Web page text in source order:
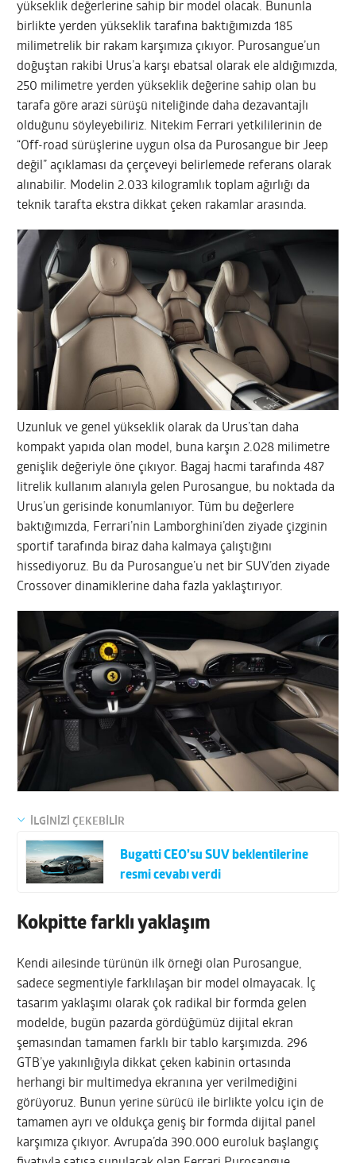
yükseklik değerlerine sahip bir model olacak. Bununla
birlikte yerden yükseklik tarafına baktığımızda 185
milimetrelik bir rakam karşımıza çıkıyor. Purosangue’un
doğuştan rakibi Urus’a karşı ebatsal olarak ele aldığımızda,
250 milimetre yerden yükseklik değerine sahip olan bu
tarafa göre arazi sürüşü niteliğinde daha dezavantajlı
olduğunu söyleyebiliriz. Nitekim Ferrari yetkililerinin de
“Off-road sürüşlerine uygun olsa da Purosangue bir Jeep
değil” açıklaması da çerçeveyi belirlemede referans olarak
alınabilir. Modelin 2.033 kilogramlık toplam ağırlığı da
teknik tarafta ekstra dikkat çeken rakamlar arasında.
Uzunluk ve genel yükseklik olarak da Urus’tan daha
kompakt yapıda olan model, buna karşın 2.028 milimetre
genişlik değeriyle öne çıkıyor. Bagaj hacmi tarafında 487
litrelik kullanım alanıyla gelen Purosangue, bu noktada da
Urus’un gerisinde konumlanıyor. Tüm bu değerlere
baktığımızda, Ferrari’nin Lamborghini’den ziyade çizginin
sportif tarafında biraz daha kalmaya çalıştığını
hissediyoruz. Bu da Purosangue’u net bir SUV’den ziyade
Crossover dinamiklerine daha fazla yaklaştırıyor.
İLGİNİZİ ÇEKEBİLİR
Bugatti CEO’su SUV beklentilerine
resmi cevabı verdi
Kokpitte farklı yaklaşım
Kendi ailesinde türünün ilk örneği olan Purosangue,
sadece segmentiyle farklılaşan bir model olmayacak. İç
tasarım yaklaşımı olarak çok radikal bir formda gelen
modelde, bugün pazarda gördüğümüz dijital ekran
şemasından tamamen farklı bir tablo karşımızda. 296
GTB’ye yakınlığıyla dikkat çeken kabinin ortasında
herhangi bir multimedya ekranına yer verilmediğini
görüyoruz. Bunun yerine sürücü ile birlikte yolcu için de
tamamen ayrı ve oldukça geniş bir formda dijital panel
karşımıza çıkıyor. Avrupa’da 390.000 euroluk başlangıç